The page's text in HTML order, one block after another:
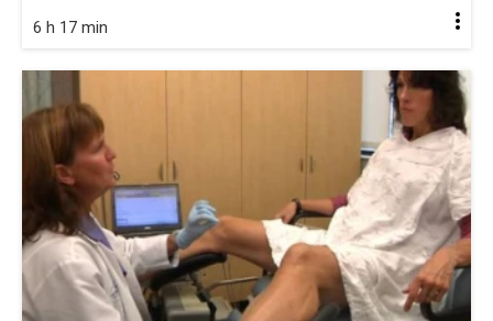
6 h 17 min